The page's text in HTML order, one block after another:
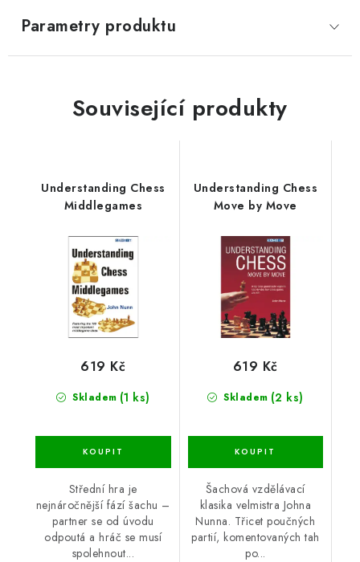
Parametry produktu
Související produkty
Understanding Chess
Middlegames
Skladem (1 ks)
619 Kč
Střední hra je
nejnáročnější fází šachu –
partner se od úvodu
odpoutá a hráč se musí
spolehnout...
Understanding Chess
Move by Move
Skladem (2 ks)
619 Kč
Šachová vzdělávací
klasika velmistra Johna
Nunna. Třicet poučných
partií, komentovaných tah
po...